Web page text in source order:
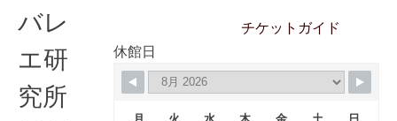
チケットガイド
施設案内
バレ
エ研
究所
休館日